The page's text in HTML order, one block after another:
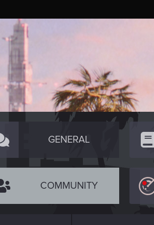
GENERAL
COMMUNITY